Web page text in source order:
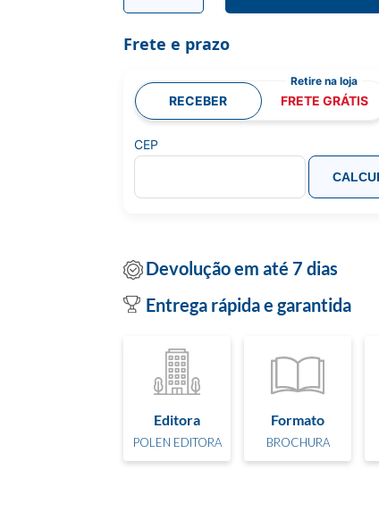
Frete e prazo
RECEBER FRETE GRÁTIS
CEP
Devolução em até 7 dias
Entrega rápida e garantida
Editora
POLEN EDITORA
Formato
BROCHURA